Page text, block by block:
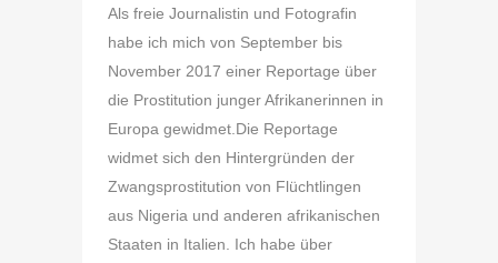
Als freie Journalistin und Fotografin
habe ich mich von September bis
November 2017 einer Reportage über
die Prostitution junger Afrikanerinnen in
Europa gewidmet.Die Reportage
widmet sich den Hintergründen der
Zwangsprostitution von Flüchtlingen
aus Nigeria und anderen afrikanischen
Staaten in Italien. Ich habe über